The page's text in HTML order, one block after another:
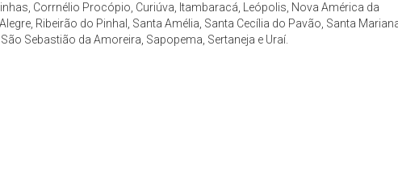
Corrnélio Procópio, Curiúva, Itambaracá, Leópolis, Nova América da
Ribeirão do Pinhal, Santa Amélia, Santa Cecília do Pavão, Santa
Sebastião da Amoreira, Sapopema, Sertaneja e Uraí.